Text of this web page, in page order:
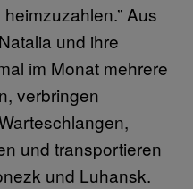
Aus
und ihre
im Monat mehrere
verbringen
und transportieren
und Luhansk.